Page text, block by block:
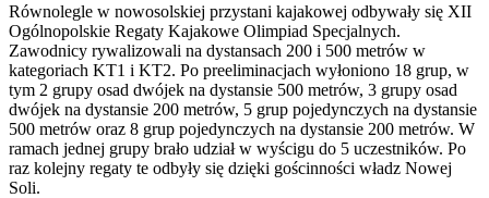
Równolegle w nowosolskiej przystani kajakowej odbywały się XII
Ogólnopolskie Regaty Kajakowe Olimpiad Specjalnych.
Zawodnicy rywalizowali na dystansach 200 i 500 metrów w
kategoriach KT1 i KT2. Po preeliminacjach wyłoniono 18 grup, w
tym 2 grupy osad dwójek na dystansie 500 metrów, 3 grupy osad
dwójek na dystansie 200 metrów, 5 grup pojedynczych na dystansie
500 metrów oraz 8 grup pojedynczych na dystansie 200 metrów. W
ramach jednej grupy brało udział w wyścigu do 5 uczestników. Po
raz kolejny regaty te odbyły się dzięki gościnności władz Nowej
Soli.